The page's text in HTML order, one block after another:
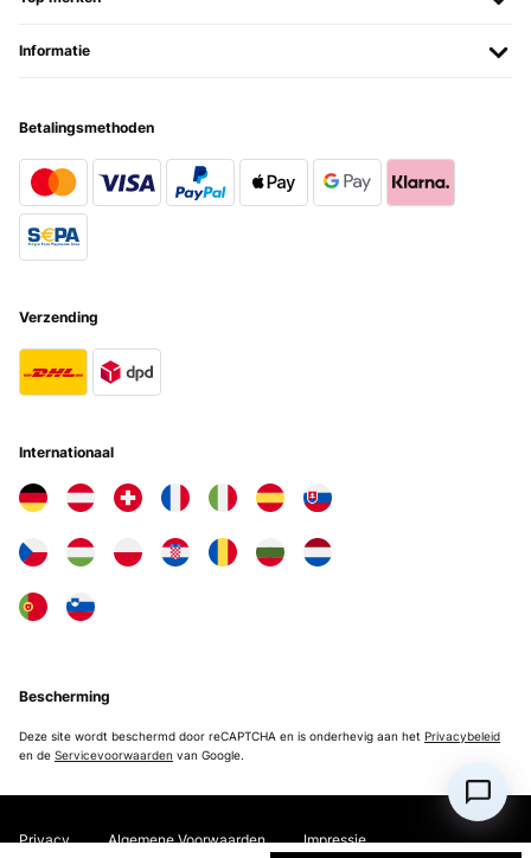
Informatie
Betalingsmethoden
Verzending
Internationaal
Bescherming
Deze site wordt beschermd door reCAPTCHA en is onderhevig aan het Privacybeleid
en de Servicevoorwaarden van Google.
Privacy Algemene Voorwaarden Impressie